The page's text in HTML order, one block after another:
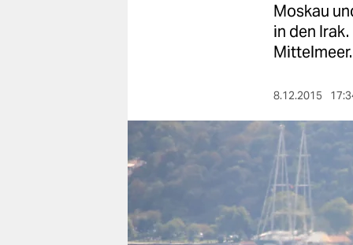
berlin
nord
verlag
Moskau
in den
Mittelmeer.
8.12.2015